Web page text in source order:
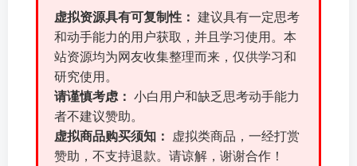
虚拟资源具有可复制性： 建议具有一定思考
和动手能力的用户获取，并且学习使用。本
站资源均为网友收集整理而来，仅供学习和
研究使用。
请谨慎考虑： 小白用户和缺乏思考动手能力
者不建议赞助。
虚拟商品购买须知：
虚拟类商品，一经打赏
赞助，不支持退款。请谅解，谢谢合作！